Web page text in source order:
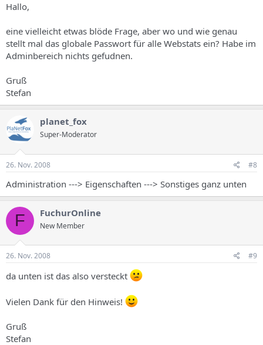
Hallo,
eine vielleicht etwas blöde Frage, aber wo und wie genau
stellt mal das globale Passwort für alle Webstats ein? Habe im
Adminbereich nichts gefudnen.
Gruß
Stefan
planet_fox
Super-Moderator
26. Nov. 2008 #8
Administration ---> Eigenschaften ---> Sonstiges ganz unten
F FuchurOnline
New Member
26. Nov. 2008 #9
da unten ist das also versteckt
Vielen Dank für den Hinweis!
Gruß
Stefan